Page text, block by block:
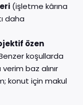
(işletme kârına
daha
özen
koşullarda
baz alınır
konut için makul